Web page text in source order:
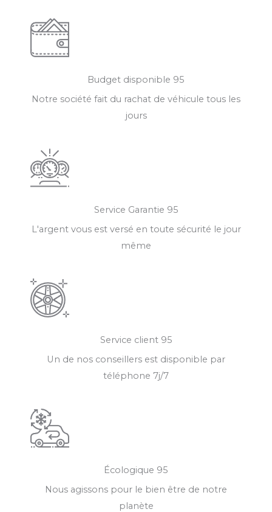
Budget disponible 95
Notre société fait du rachat de véhicule tous les
jours
Service Garantie 95
L'argent vous est versé en toute sécurité le jour
même
Service client 95
Un de nos conseillers est disponible par
téléphone 7j/7
Écologique 95
Nous agissons pour le bien être de notre
planète